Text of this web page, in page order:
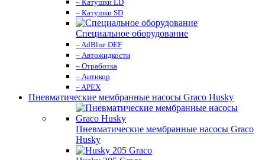
– Катушки LD
– Катушки SD
Специальное оборудование
– AdBlue DEF
– Автожидкости
– Отработка
– Антикор
– APEX
Пневматические мембранные насосы Graco Husky
Пневматические мембранные насосы Graco
Husky